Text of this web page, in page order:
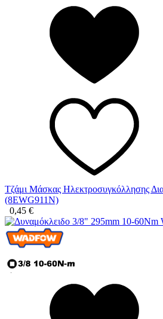
Τζάμι Μάσκας Ηλεκτροσυγκόλλησης
(8EWG911N)
0,45 €